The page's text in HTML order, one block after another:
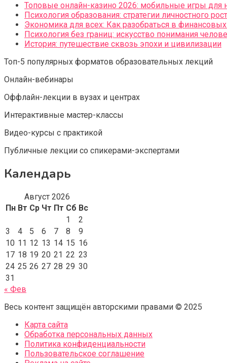
Топовые онлайн-казино 2026: мобильные игры для
Психология образования: стратегии личностного
Экономика для всех: Как разобраться в
Психология без границ: искусство понимания
История: путешествие сквозь эпохи и цивилизации
Топ-5 популярных форматов образовательных лекций
Онлайн-вебинары
Оффлайн-лекции в вузах и центрах
Интерактивные мастер-классы
Видео-курсы с практикой
Публичные лекции со спикерами-экспертами
Календарь
Август 2026
Пн Вт Ср Чт Пт Сб Вс
1
2
3
4 5 6 7 8
9
10 11 12 13 14 15 16
17 18 19 20 21 22 23
24 25 26 27 28 29 30
31
« Фев
Весь контент защищён авторскими правами © 2025
Карта сайта
Обработка персональных данных
Политика конфиденциальности
Пользовательское соглашение